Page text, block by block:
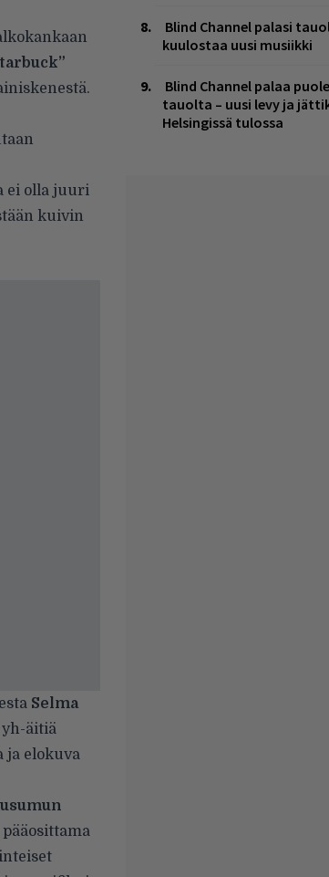
ei olla juuri
kuivin
Selma
yh-äitiä
ja elokuva
Blind Channel palasi
kuulostaa uusi musiikki
Blind Channel palaa
tauolta – uusi levy ja
Helsingissä tulossa